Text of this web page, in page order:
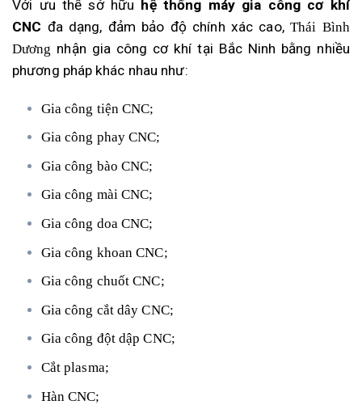
Với ưu thế sở hữu hệ thống máy gia công cơ khí
CNC đa dạng, đảm bảo độ chính xác cao, Thái Bình
Dương nhận gia công cơ khí tại Bắc Ninh bằng nhiều
phương pháp khác nhau như:
Gia công tiện CNC;
Gia công phay CNC;
Gia công bào CNC;
Gia công mài CNC;
Gia công doa CNC;
Gia công khoan CNC;
Gia công chuốt CNC;
Gia công cắt dây CNC;
Gia công đột dập CNC;
Cắt plasma;
Hàn CNC;